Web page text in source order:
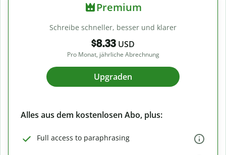
Premium
Schreibe schneller, besser und klarer
$8.33 USD
Pro Monat, jährliche Abrechnung
Upgraden
Alles aus dem kostenlosen Abo, plus:
Full access to paraphrasing